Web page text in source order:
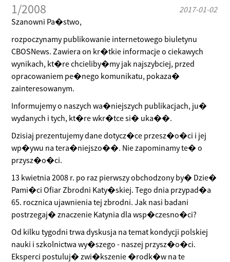
1/2008
2017-01-02
Szanowni Pa�stwo,
rozpoczynamy publikowanie internetowego biuletynu
CBOSNews. Zawiera on kr�tkie informacje o ciekawych
wynikach, kt�re chcieliby�my jak najszybciej, przed
opracowaniem pe�nego komunikatu, pokaza�
zainteresowanym.
Informujemy o naszych wa�niejszych publikacjach, ju�
wydanych i tych, kt�re wkr�tce si� uka��.
Dzisiaj prezentujemy dane dotycz�ce przesz�o�ci i jej
wp�ywu na tera�niejszo��. Nie zapominamy te� o
przysz�o�ci.
13 kwietnia 2008 r. po raz pierwszy obchodzony by� Dzie�
Pami�ci Ofiar Zbrodni Katy�skiej. Tego dnia przypad�a
65. rocznica ujawnienia tej zbrodni. Jak nasi badani
postrzegaj� znaczenie Katynia dla wsp�czesno�ci?
Od kilku tygodni trwa dyskusja na temat kondycji polskiej
nauki i szkolnictwa wy�szego - naszej przysz�o�ci.
Eksperci postuluj� zwi�kszenie �rodk�w na te